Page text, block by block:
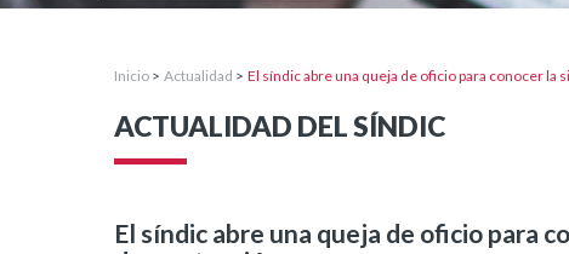
Inicio> Actualidad > El síndic abre una queja de oficio para conocer
ACTUALIDAD DEL SÍNDIC
El síndic abre una queja de oficio para